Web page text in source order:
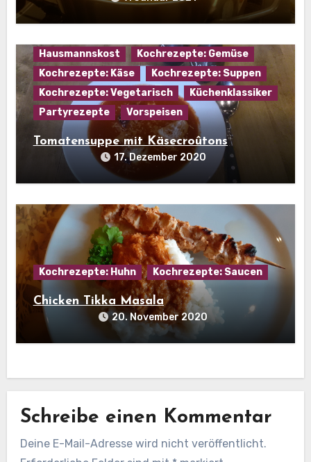
Hausmannskost
Kochrezepte: Gemüse
Kochrezepte: Käse
Kochrezepte: Suppen
Kochrezepte: Vegetarisch
Küchenklassiker
Partyrezepte
Vorspeisen
Tomatensuppe mit Käsecroûtons
17. Dezember 2020
Kochrezepte: Huhn Kochrezepte: Saucen
Chicken Tikka Masala
20. November 2020
Schreibe einen Kommentar
Deine E-Mail-Adresse wird nicht veröffentlicht.